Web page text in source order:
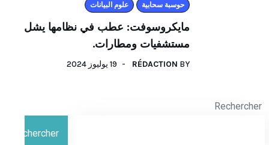
حوسبة سحابية علوم البيانات
مايكروسوفت: عطب في نظامها يشل
مستشفيات ومطارات.
BY
RÉDACTION 19 يوليوز 2024
Rechercher
Rechercher